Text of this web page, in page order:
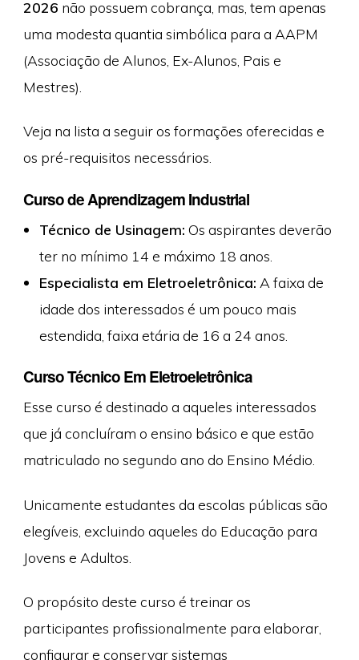
2026 não possuem cobrança, mas, tem apenas
uma modesta quantia simbólica para a AAPM
(Associação de Alunos, Ex-Alunos, Pais e
Mestres).
Veja na lista a seguir os formações oferecidas e
os pré-requisitos necessários.
Curso de Aprendizagem Industrial
Técnico de Usinagem: Os aspirantes deverão
ter no mínimo 14 e máximo 18 anos.
Especialista em Eletroeletrônica: A faixa de
idade dos interessados é um pouco mais
estendida, faixa etária de 16 a 24 anos.
Curso Técnico Em Eletroeletrônica
Esse curso é destinado a aqueles interessados
que já concluíram o ensino básico e que estão
matriculado no segundo ano do Ensino Médio.
Unicamente estudantes da escolas públicas são
elegíveis, excluindo aqueles do Educação para
Jovens e Adultos.
O propósito deste curso é treinar os
participantes profissionalmente para elaborar,
configurar e conservar sistemas